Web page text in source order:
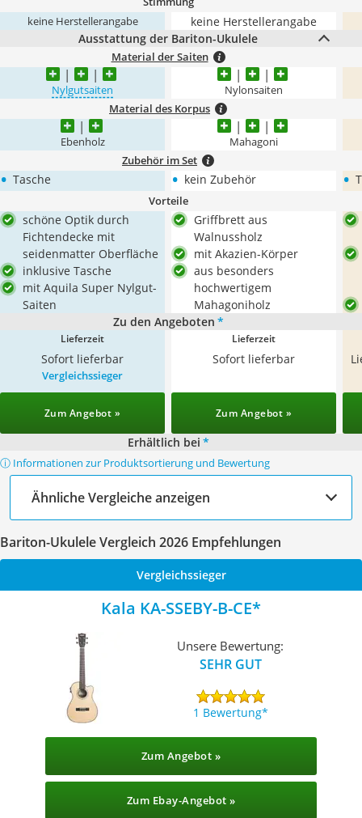
keine Herstellerangabe
keine Herstellerangabe
Ausstattung der Bariton-Ukulele
Material der Saiten
Nylgutsaiten Nylonsaiten
Material des Korpus
Ebenholz Mahagoni
Zubehör im Set
• Tasche • kein Zubehör •
Vorteile
schöne Optik durch
Fichtendecke mit
seidenmatter Oberfläche
inklusive Tasche
mit Aquila Super Nylgut-
Saiten
Griffbrett aus
Walnussholz
mit Akazien-Körper
aus besonders
hochwertigem
Mahagoniholz
Zu den Angeboten *
Lieferzeit
Sofort lieferbar
Lieferzeit
Sofort lieferbar
Vergleichssieger
Zum Angebot » Zum Angebot »
Erhältlich bei *
ⓘ Informationen zur Produktsortierung und Bewertung
Ähnliche Vergleiche anzeigen
Bariton-Ukulele Vergleich 2026 Empfehlungen
Vergleichssieger
Kala KA-SSEBY-B-CE
Unsere Bewertung:
SEHR GUT
1 Bewertung
Zum Angebot »
Zum Ebay-Angebot »